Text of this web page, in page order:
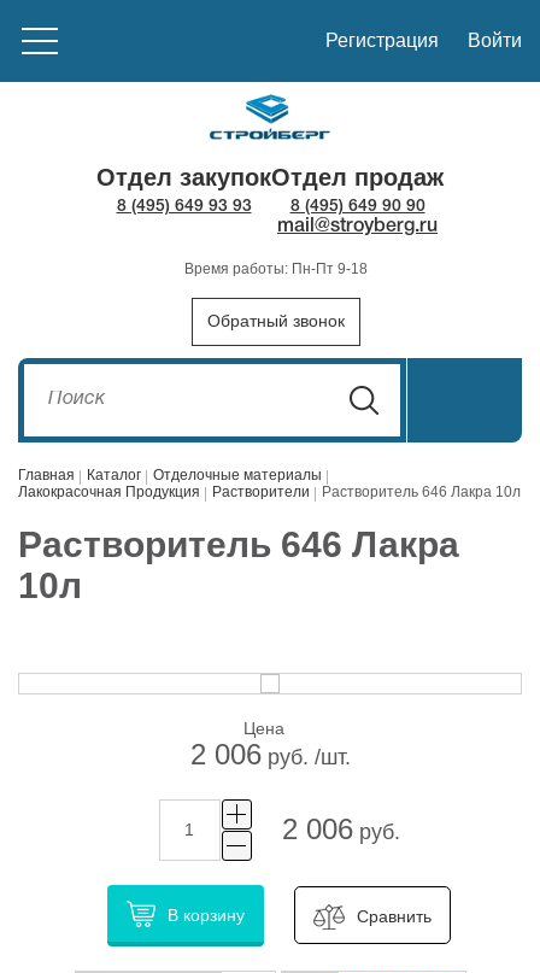
Регистрация Войти
Отдел закупок
8 (495) 649 93 93
Отдел продаж
8 (495) 649 90 90
mail@stroyberg.ru
Время работы: Пн-Пт 9-18
Обратный звонок
Главная Каталог
Отделочные материалы
Лакокрасочная Продукция
Растворители Растворитель 646 Лакра 10л
Растворитель 646 Лакра
10л
Цена
2 006руб. /шт.
2 006руб.
В корзину Сравнить